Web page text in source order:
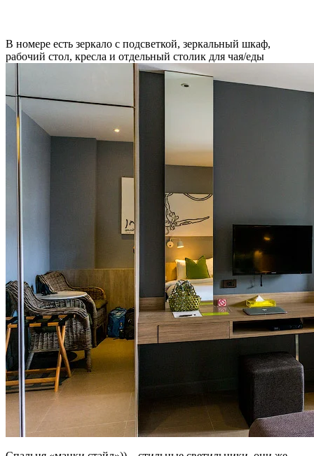
В номере есть зеркало с подсветкой, зеркальный шкаф,
рабочий стол, кресла и отдельный столик для чая/еды